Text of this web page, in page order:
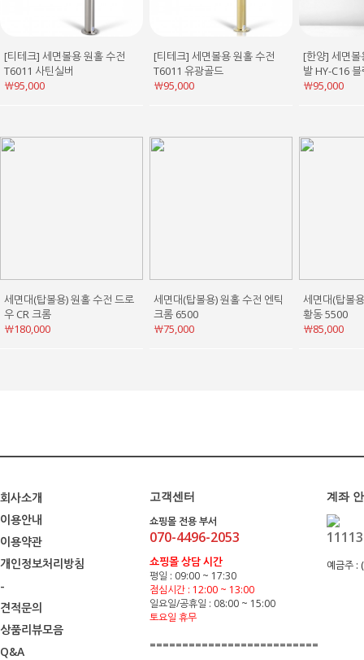
[티테크] 세면볼용 원홀 수전
T6011 사틴실버
￦95,000
[티테크] 세면볼용 원홀 수전
T6011 유광골드
￦95,000
[한양] 세면볼
발 HY-C16
￦95,000
세면대(탑볼용) 원홀 수전 드로
우 CR 크롬
￦180,000
세면대(탑볼용) 원홀 수전 엔틱
크롬 6500
￦75,000
세면대(탑볼
황동 5500
￦85,000
회사소개
이용안내
이용약관
개인정보처리방침
-
견적문의
상품리뷰모음
Q&A
고객센터
쇼핑몰 전용 부서
070-4496-2053
쇼핑몰 상담 시간
평일 : 09:00 ~ 17:30
점심시간 : 12:00 ~ 13:00
일요일/공휴일 : 08:00 ~ 15:00
토요일 휴무
==========================
계좌
예금주 :